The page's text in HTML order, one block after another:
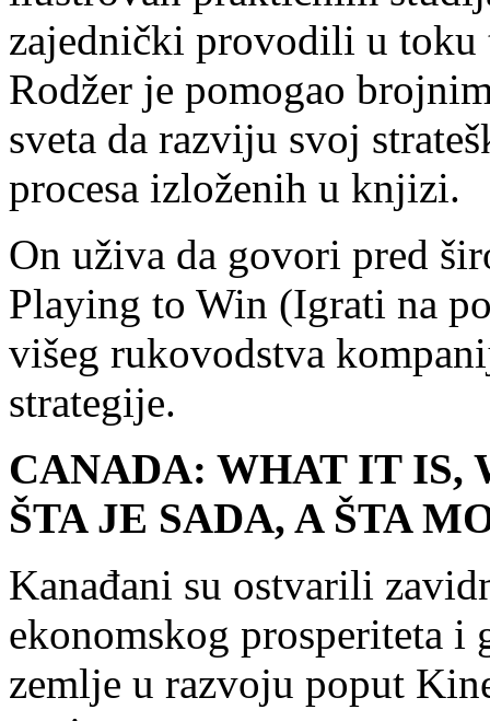
zajednički provodili u toku
Rodžer je pomogao
sveta da razviju svoj
procesa izloženih u knjizi.
On uživa da govori pred
Playing to Win (Igrati na
višeg rukovodstva
strategije.
CANADA: WHAT IT IS,
ŠTA JE SADA, A ŠTA
Kanađani su ostvarili
ekonomskog prosperiteta i
zemlje u razvoju poput